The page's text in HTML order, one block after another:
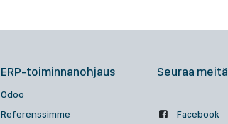
ERP-toiminnanohjaus
Odoo
Referenssimme
Seuraa meitä
Facebook